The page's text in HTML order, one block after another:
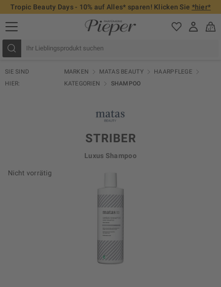
Tropic Beauty Days - 10% auf Alles* sparen! Klicken Sie *hier*
SIE SIND
HIER:
MARKEN MATAS BEAUTY
HAARPFLEGE
KATEGORIEN
SHAMPOO
Nicht vorrätig
STRIBER
Luxus Shampoo